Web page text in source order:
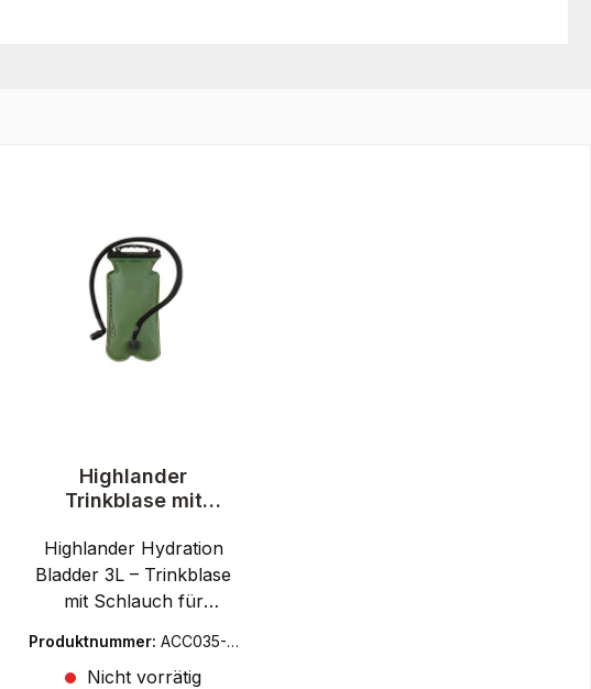
Highlander
Trinkblase mit
3l
Highlander Hydration
Bladder 3L – Trinkblase
mit Schlauch für
Tactical EinsatzDie
Highlander SL Military
Produktnummer: ACC035-O
Nicht vorrätig